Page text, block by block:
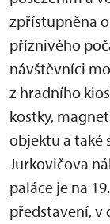
zpřístupněna
příznivého
návštěvníci
z hradního
kostky,
objektu a také
Jurkovičova
paláce je na
představení, v